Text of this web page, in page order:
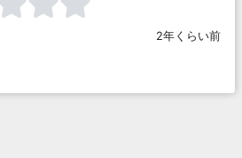
2年くらい前